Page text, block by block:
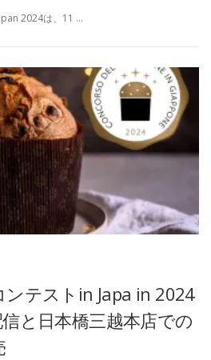
2024は、11 …
テストin Japa in 2024
と日本橋三越本店での